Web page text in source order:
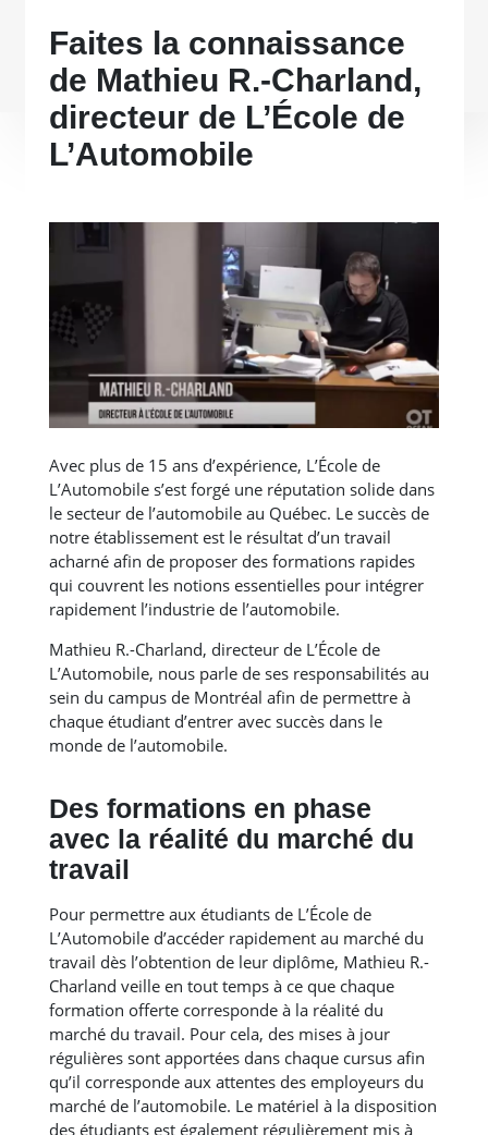
Faites la connaissance
de Mathieu R.-Charland,
directeur de L’École de
L’Automobile
Avec plus de 15 ans d’expérience, L’École de
L’Automobile s’est forgé une réputation solide dans
le secteur de l’automobile au Québec. Le succès de
notre établissement est le résultat d’un travail
acharné afin de proposer des formations rapides
qui couvrent les notions essentielles pour intégrer
rapidement l’industrie de l’automobile.
Mathieu R.-Charland, directeur de L’École de
L’Automobile, nous parle de ses responsabilités au
sein du campus de Montréal afin de permettre à
chaque étudiant d’entrer avec succès dans le
monde de l’automobile.
Des formations en phase
avec la réalité du marché du
travail
Pour permettre aux étudiants de L’École de
L’Automobile d’accéder rapidement au marché du
travail dès l’obtention de leur diplôme, Mathieu R.-
Charland veille en tout temps à ce que chaque
formation offerte corresponde à la réalité du
marché du travail. Pour cela, des mises à jour
régulières sont apportées dans chaque cursus afin
qu’il corresponde aux attentes des employeurs du
marché de l’automobile. Le matériel à la disposition
des étudiants est également régulièrement mis à